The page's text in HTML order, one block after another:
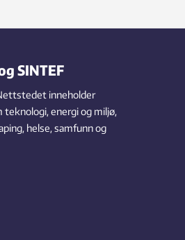
SINTEF
inneholder
energi og miljø,
helse, samfunn og